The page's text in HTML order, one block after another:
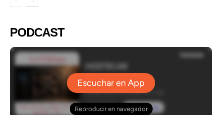
PODCAST